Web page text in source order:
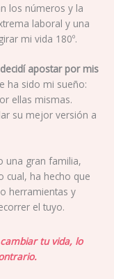
los números y la
laboral y una
mi vida 180º.
apostar por mis
ha sido mi sueño:
ellas mismas.
su mejor versión a
una gran familia,
cual, ha hecho que
herramientas y
el tuyo.
tu vida, lo